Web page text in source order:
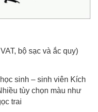
bộ sạc và ắc quy)
sinh – sinh viên Kích
tùy chọn màu như
trai